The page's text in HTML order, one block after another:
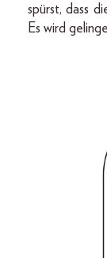
spürst, dass
Es wird